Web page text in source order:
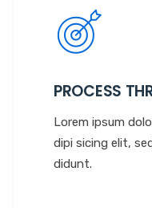
PROCESS
Lorem ipsum
dipi sicing elit,
didunt.